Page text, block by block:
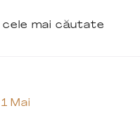
mai căutate
Mai